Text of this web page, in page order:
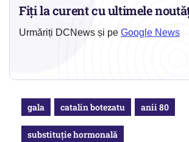
Fiți la curent cu ultimele
Urmăriți DCNews și pe Google News
gala catalin botezatu anii 80
substituție hormonală